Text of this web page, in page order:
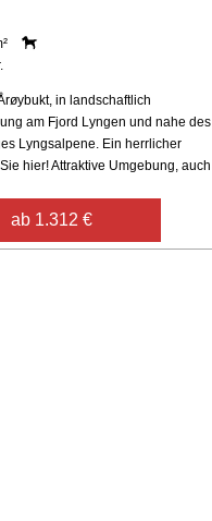
in landschaftlich
am Fjord Lyngen und nahe des
Lyngsalpene. Ein herrlicher
hier! Attraktive Umgebung, auch
ab 1.312 €